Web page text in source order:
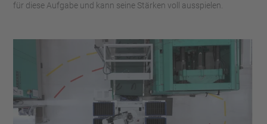
für diese Aufgabe und kann seine Stärken voll ausspielen.